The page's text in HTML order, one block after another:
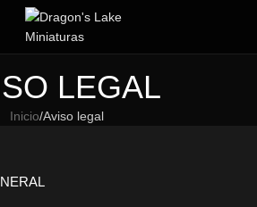
LEGAL
Inicio Aviso legal